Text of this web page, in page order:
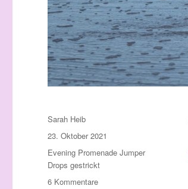
Autor
Sarah Heib
Veröffentlicht
am
23. Oktober 2021
Schlagwörter
Evening Promenade Jumper
Drops gestrickt
6 Kommentarezu